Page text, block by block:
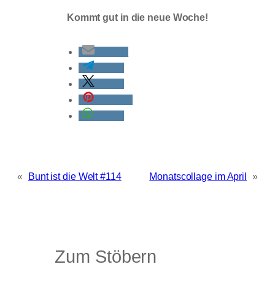
Kommt gut in die neue Woche!
« Bunt ist die Welt #114 Monatscollage im April »
Zum Stöbern